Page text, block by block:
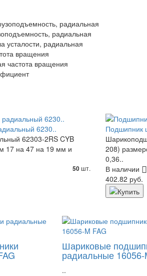
радиальная
радиальная
усталости, радиальная
вращения
частота вращения
6230..
62303-2RS CYB
17 на 47 на 19 мм и
50шт.
Подшипник
208)
0,36..
В наличии
402.82 руб.
Шариковые
радиальные 16056-
..